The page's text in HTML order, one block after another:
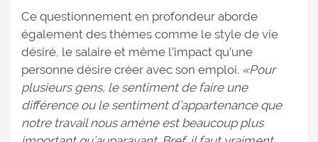
Ce questionnement en profondeur aborde
également des thèmes comme le style de vie
désiré, le salaire et même l’impact qu’une
personne désire créer avec son emploi. «Pour
plusieurs gens, le sentiment de faire une
différence ou le sentiment d’appartenance que
notre travail nous amène est beaucoup plus